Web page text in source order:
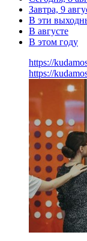
Завтра, 9
В эти
В августе
В этом году
https://
https://